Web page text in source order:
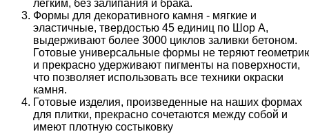
легким, без залипания и брака.
Формы для декоративного камня - мягкие и
эластичные, твердостью 45 единиц по Шор А,
выдерживают более 3000 циклов заливки бетоном.
Готовые универсальные формы не теряют
и прекрасно удерживают пигменты на поверхности,
что позволяет использовать все техники окраски
камня.
Готовые изделия, произведенные на наших формах
для плитки, прекрасно сочетаются между собой и
имеют плотную состыковку